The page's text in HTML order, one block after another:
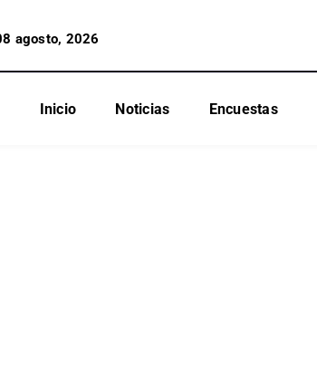
agosto, 2026
Inicio Noticias Encuestas